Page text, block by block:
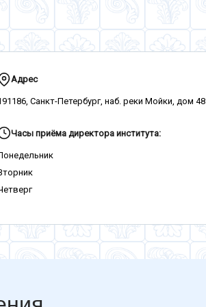
института
конкурса
года»
Адрес
Санкт-Петербург, наб. реки Мойки, дом 48
Часы приёма директора института: